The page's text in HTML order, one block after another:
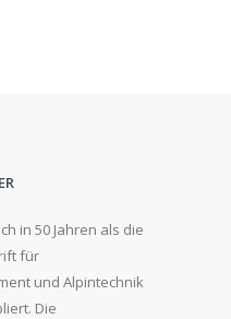
in 50 Jahren als die
für
und Alpintechnik
Die